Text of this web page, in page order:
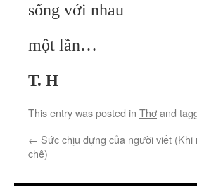
sống với nhau
một lần…
T. H
This entry was posted in Thơand
← Sức chịu đựng của người viết (Khi
chê)